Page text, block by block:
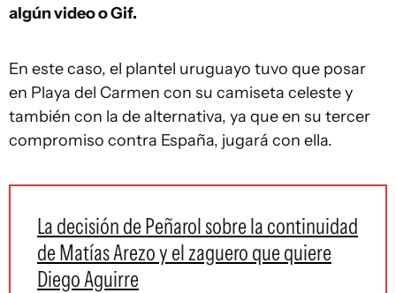
algún video o Gif.
En este caso, el plantel uruguayo tuvo que posar
en Playa del Carmen con su camiseta celeste y
también con la de alternativa, ya que en su tercer
compromiso contra España, jugará con ella.
La decisión de Peñarol sobre la continuidad
de Matías Arezo y el zaguero que quiere
Diego Aguirre